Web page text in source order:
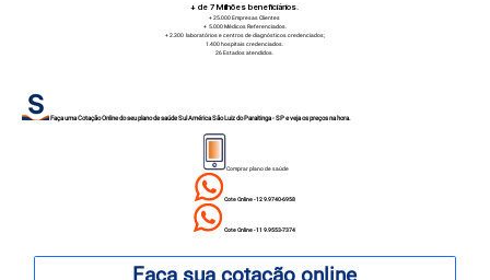
+ de 7 Milhões beneficiários.
+ 25.000 Empresas Clientes
+ 5.000 Médicos Referenciados.
+ 2.300 laboratórios e centros de diagnósticos credenciados;
1.400 hospitais credenciados.
26 Estados atendidos.
Faça uma Cotação Online do seu plano de saúde Sul AméricaSão Luiz do Paraitinga - SPe veja os preços na hora.
Comprar plano de saúde
Cote Online - 12 9.9740-6958
Cote Online - 11 9.9553-7374